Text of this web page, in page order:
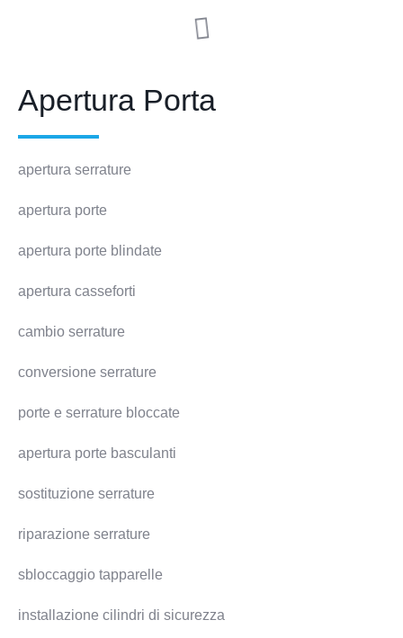
Apertura Porta
apertura serrature
apertura porte
apertura porte blindate
apertura casseforti
cambio serrature
conversione serrature
porte e serrature bloccate
apertura porte basculanti
sostituzione serrature
riparazione serrature
sbloccaggio tapparelle
installazione cilindri di sicurezza